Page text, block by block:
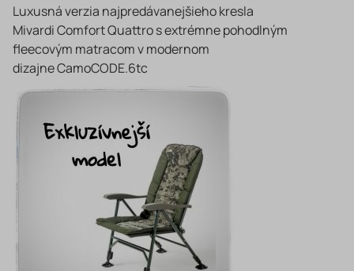
Luxusná verzia najpredávanejšieho kresla
Mivardi Comfort Quattro s extrémne pohodlným
fleecovým matracom v modernom
dizajne CamoCODE.6tc